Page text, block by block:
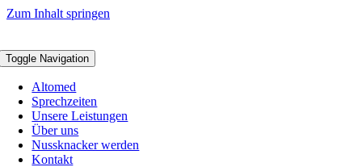
Zum Inhalt springen
Toggle Navigation
Altomed
Sprechzeiten
Unsere Leistungen
Über uns
Nussknacker werden
Kontakt